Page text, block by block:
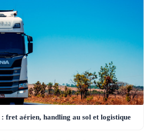
fret aérien, handling au sol et logistique